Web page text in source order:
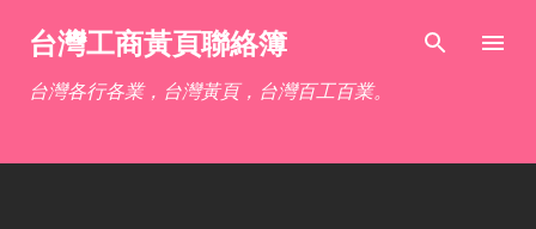
跳到主要內容
台灣工商黃頁聯絡簿
台灣各行各業，台灣黃頁，台灣百工百業。